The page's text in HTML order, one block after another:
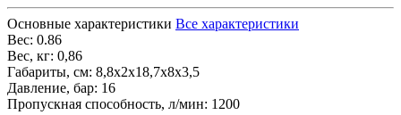
Основные характеристики Все характеристики
Вес: 0.86
Вес, кг: 0,86
Габариты, см: 8,8х2х18,7х8х3,5
Давление, бар: 16
Пропускная способность, л/мин: 1200